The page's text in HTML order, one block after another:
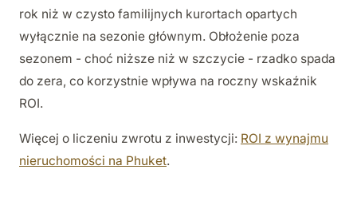
rok niż w czysto familijnych kurortach opartych
wyłącznie na sezonie głównym. Obłożenie poza
sezonem - choć niższe niż w szczycie - rzadko spada
do zera, co korzystnie wpływa na roczny wskaźnik
ROI.
Więcej o liczeniu zwrotu z inwestycji: ROI z wynajmu
nieruchomości na Phuket.